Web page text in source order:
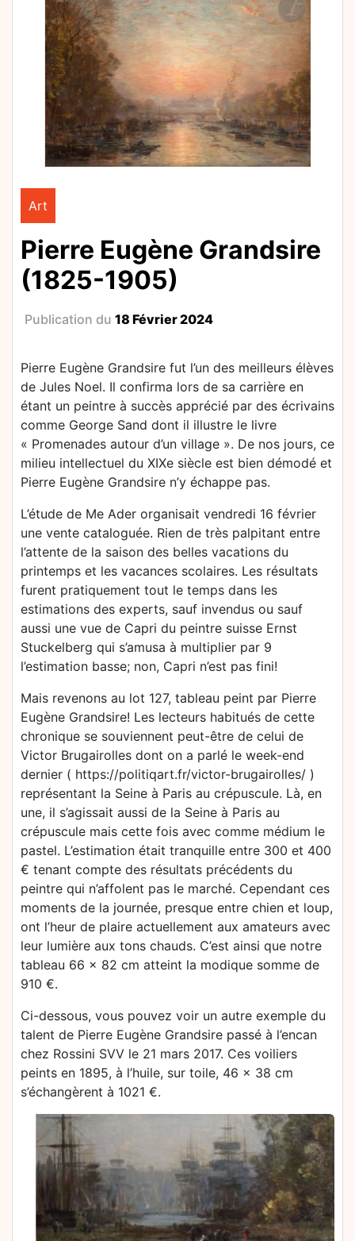
Art
Pierre Eugène Grandsire
(1825-1905)
Publication du 18 Février 2024
Pierre Eugène Grandsire fut l’un des meilleurs élèves
de Jules Noel. Il confirma lors de sa carrière en
étant un peintre à succès apprécié par des écrivains
comme George Sand dont il illustre le livre
« Promenades autour d’un village ». De nos jours, ce
milieu intellectuel du XIXe siècle est bien démodé et
Pierre Eugène Grandsire n’y échappe pas.
L’étude de Me Ader organisait vendredi 16 février
une vente cataloguée. Rien de très palpitant entre
l’attente de la saison des belles vacations du
printemps et les vacances scolaires. Les résultats
furent pratiquement tout le temps dans les
estimations des experts, sauf invendus ou sauf
aussi une vue de Capri du peintre suisse Ernst
Stuckelberg qui s’amusa à multiplier par 9
l’estimation basse; non, Capri n’est pas fini!
Mais revenons au lot 127, tableau peint par Pierre
Eugène Grandsire! Les lecteurs habitués de cette
chronique se souviennent peut-être de celui de
Victor Brugairolles dont on a parlé le week-end
dernier ( https://politiqart.fr/victor-brugairolles/ )
représentant la Seine à Paris au crépuscule. Là, en
une, il s’agissait aussi de la Seine à Paris au
crépuscule mais cette fois avec comme médium le
pastel. L’estimation était tranquille entre 300 et 400
€ tenant compte des résultats précédents du
peintre qui n’affolent pas le marché. Cependant ces
moments de la journée, presque entre chien et loup,
ont l’heur de plaire actuellement aux amateurs avec
leur lumière aux tons chauds. C’est ainsi que notre
tableau 66 x 82 cm atteint la modique somme de
910 €.
Ci-dessous, vous pouvez voir un autre exemple du
talent de Pierre Eugène Grandsire passé à l’encan
chez Rossini SVV le 21 mars 2017. Ces voiliers
peints en 1895, à l’huile, sur toile, 46 x 38 cm
s’échangèrent à 1021 €.